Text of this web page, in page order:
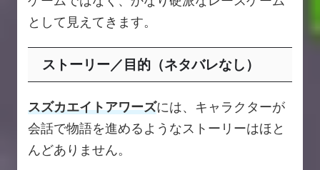
として見えてきます。
ストーリー／目的（ネタバレなし）
スズカエイトアワーズには、キャラクターが
会話で物語を進めるようなストーリーはほと
んどありません。